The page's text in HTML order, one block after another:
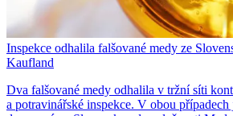
Inspekce odhalila falšované medy ze
Kaufland
Dva falšované medy odhalila v tržní síti
a potravinářské inspekce. V obou